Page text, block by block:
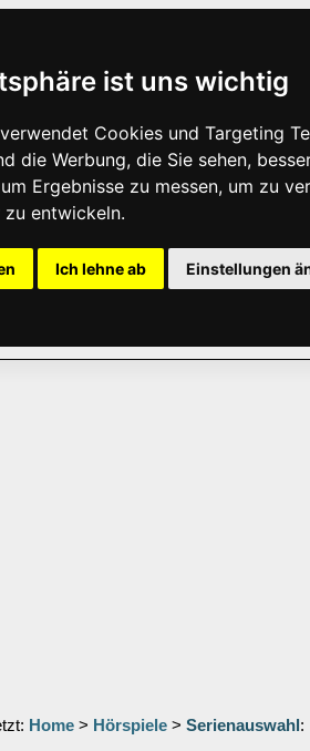
ist uns wichtig
Cookies und Targeting
die Werbung, die Sie sehen,
Ergebnisse zu messen, um zu
entwickeln.
Ich lehne ab Einstellungen
Home > Hörspiele > Serienauswahl :